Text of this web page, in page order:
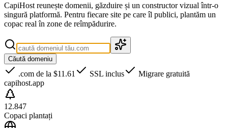
CapiHost reunește domenii, găzduire și un constructor vizual într-o
singură platformă. Pentru fiecare site pe care îl publici, plantăm un
copac real în zone de reîmpădurire.
Căută domeniu
.com de la $11.61 SSL inclus
Migrare gratuită
capihost.app
12.847
Copaci plantați